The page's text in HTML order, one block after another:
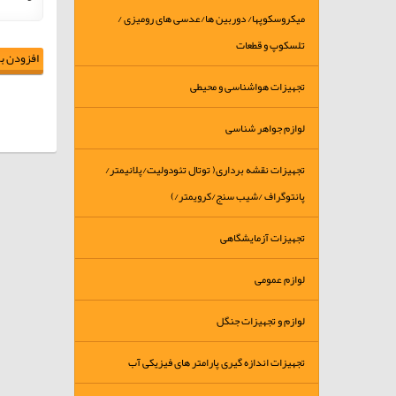
میکروسکوپها/ دوربین ها/عدسی های رومیزی /
تلسکوپ و قطعات
تجهیزات هواشناسی و محیطی
لوازم جواهر شناسی
تجهیزات نقشه برداری( توتال تئودولیت/پلانیمتر/
پانتوگراف /شیب سنج/کرویمتر/)
تجهیزات آزمایشگاهی
لوازم عمومی
لوازم و تجهیزات جنگل
تجهیزات اندازه گیری پارامتر های فیزیکی آب
افزودن